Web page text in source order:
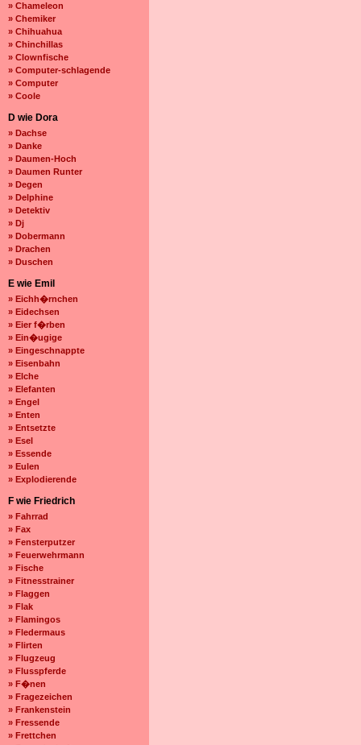
» Chameleon
» Chemiker
» Chihuahua
» Chinchillas
» Clownfische
» Computer-schlagende
» Computer
» Coole
D wie Dora
» Dachse
» Danke
» Daumen-Hoch
» Daumen Runter
» Degen
» Delphine
» Detektiv
» Dj
» Dobermann
» Drachen
» Duschen
E wie Emil
» Eichh�rnchen
» Eidechsen
» Eier f�rben
» Ein�ugige
» Eingeschnappte
» Eisenbahn
» Elche
» Elefanten
» Engel
» Enten
» Entsetzte
» Esel
» Essende
» Eulen
» Explodierende
F wie Friedrich
» Fahrrad
» Fax
» Fensterputzer
» Feuerwehrmann
» Fische
» Fitnesstrainer
» Flaggen
» Flak
» Flamingos
» Fledermaus
» Flirten
» Flugzeug
» Flusspferde
» F�nen
» Fragezeichen
» Frankenstein
» Fressende
» Frettchen